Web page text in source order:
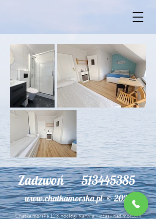
Zadzwoń513445385
www.chatkamorska.pl-© 2023
Chatka morska 123, noclegi Karwia, wczasy nad morzem,